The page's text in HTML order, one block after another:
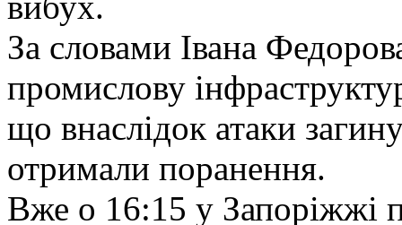
За словами Івана
промислову
що внаслідок атаки
отримали поранення.
Вже о 16:15 у Запоріжжі